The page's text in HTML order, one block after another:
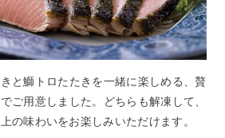
と鰤トロたたきを一緒に楽しめる、贅
ご用意しました。どちらも解凍して、
の味わいをお楽しみいただけます。